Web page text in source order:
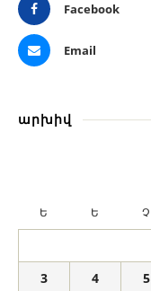
Facebook
Email
արխիվ
Ե Ե Չ
3
4 5